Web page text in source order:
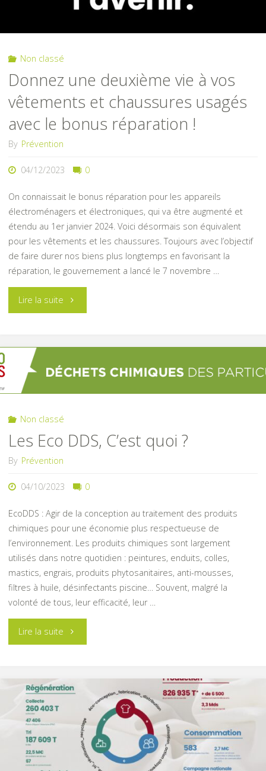
Puy-
de-
Dôme"
Non classé
Donnez une deuxième vie à vos
vêtements et chaussures usagés
avec le bonus réparation !
By Prévention
04/12/2023 0
On connaissait le bonus réparation pour les appareils
électroménagers et électroniques, qui va être augmenté et
étendu au 1er janvier 2024. Voici désormais son équivalent
pour les vêtements et les chaussures. Toujours avec l’objectif
de faire durer nos biens plus longtemps en favorisant la
réparation, le gouvernement a lancé le 7 novembre …
Lire la suite"Donnez
deuxième
vie
vêtements
usagés
avec
le
bonus
réparation
Non classé
Les Eco DDS, C’est quoi ?
By Prévention
04/10/2023 0
EcoDDS : Agir de la conception au traitement des produits
chimiques pour une économie plus respectueuse de
l’environnement. Les produits chimiques sont largement
utilisés dans notre quotidien : peintures, enduits, colles,
mastics, engrais, produits phytosanitaires, anti-mousses,
filtres à huile, désinfectants piscine… Souvent, malgré la
volonté de tous, leur efficacité, leur …
Lire la suite"Les
DDS,